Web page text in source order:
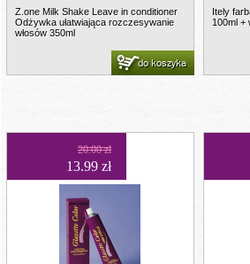
Z.one Milk Shake Leave in conditioner
Odżywka ułatwiająca rozczesywanie
włosów 350ml
do koszyka
Itely
100ml +
20.00 zł
13.99 zł